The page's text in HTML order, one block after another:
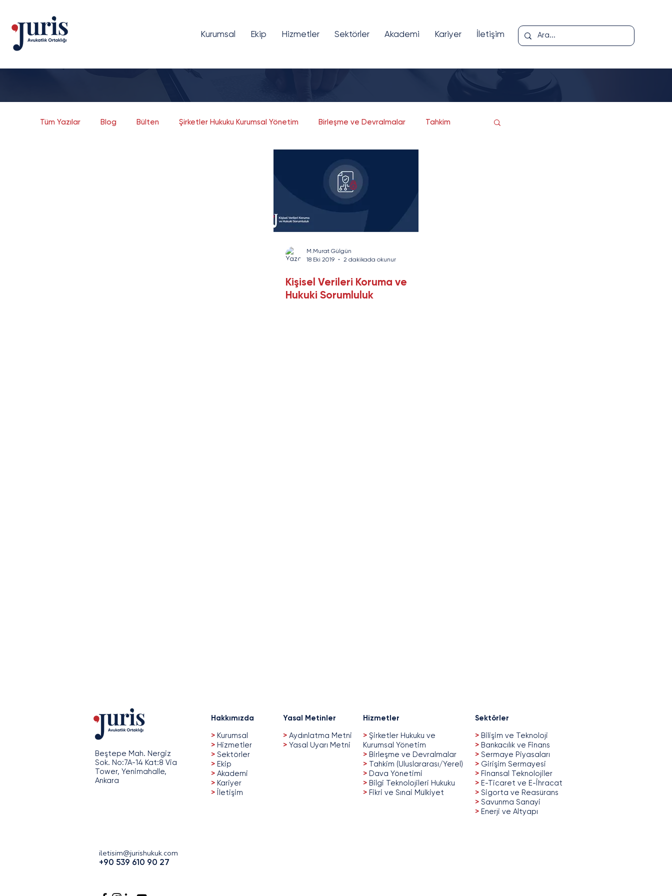
Kurumsal Ekip Hizmetler Sektörler Akademi Kariyer İletişim
Tüm Yazılar Blog Bülten Şirketler Hukuku Kurumsal Yönetim Birleşme ve Devralmalar Tahkim
Bilişim ve Teknoloji
M.Murat Gülgün
18 Eki 2019
2 dakikada okunur
Kişisel Verileri Koruma ve
Hukuki Sorumluluk
Beştepe Mah. Nergiz
Sok. No:7A-14 Kat:8 Via
Tower, Yenimahalle,
Ankara
Hakkımızda
> Kurumsal
> Hizmetler
> Sektörler
> Ekip
> Akademi
> Kariyer
> İletişim
Yasal Metinler
> Aydınlatma Metni
> Yasal Uyarı Metni
Hizmetler
> Şirketler Hukuku ve
Kurumsal Yönetim
> Birleşme ve Devralmalar
> Tahkim (Uluslararası/Yerel)
> Dava Yönetimi
> Bilgi Teknolojileri Hukuku
> Fikri ve Sınai Mülkiyet
Sektörler
> Bilişim ve Teknoloji
> Bankacılık ve Finans
> Sermaye Piyasaları
> Girişim Sermayesi
> Finansal Teknolojiler
> E-Ticaret ve E-İhracat
> Sigorta ve Reasürans
> Savunma Sanayi
> Enerji ve Altyapı
iletisim@jurishukuk.com
+90 539 610 90 27